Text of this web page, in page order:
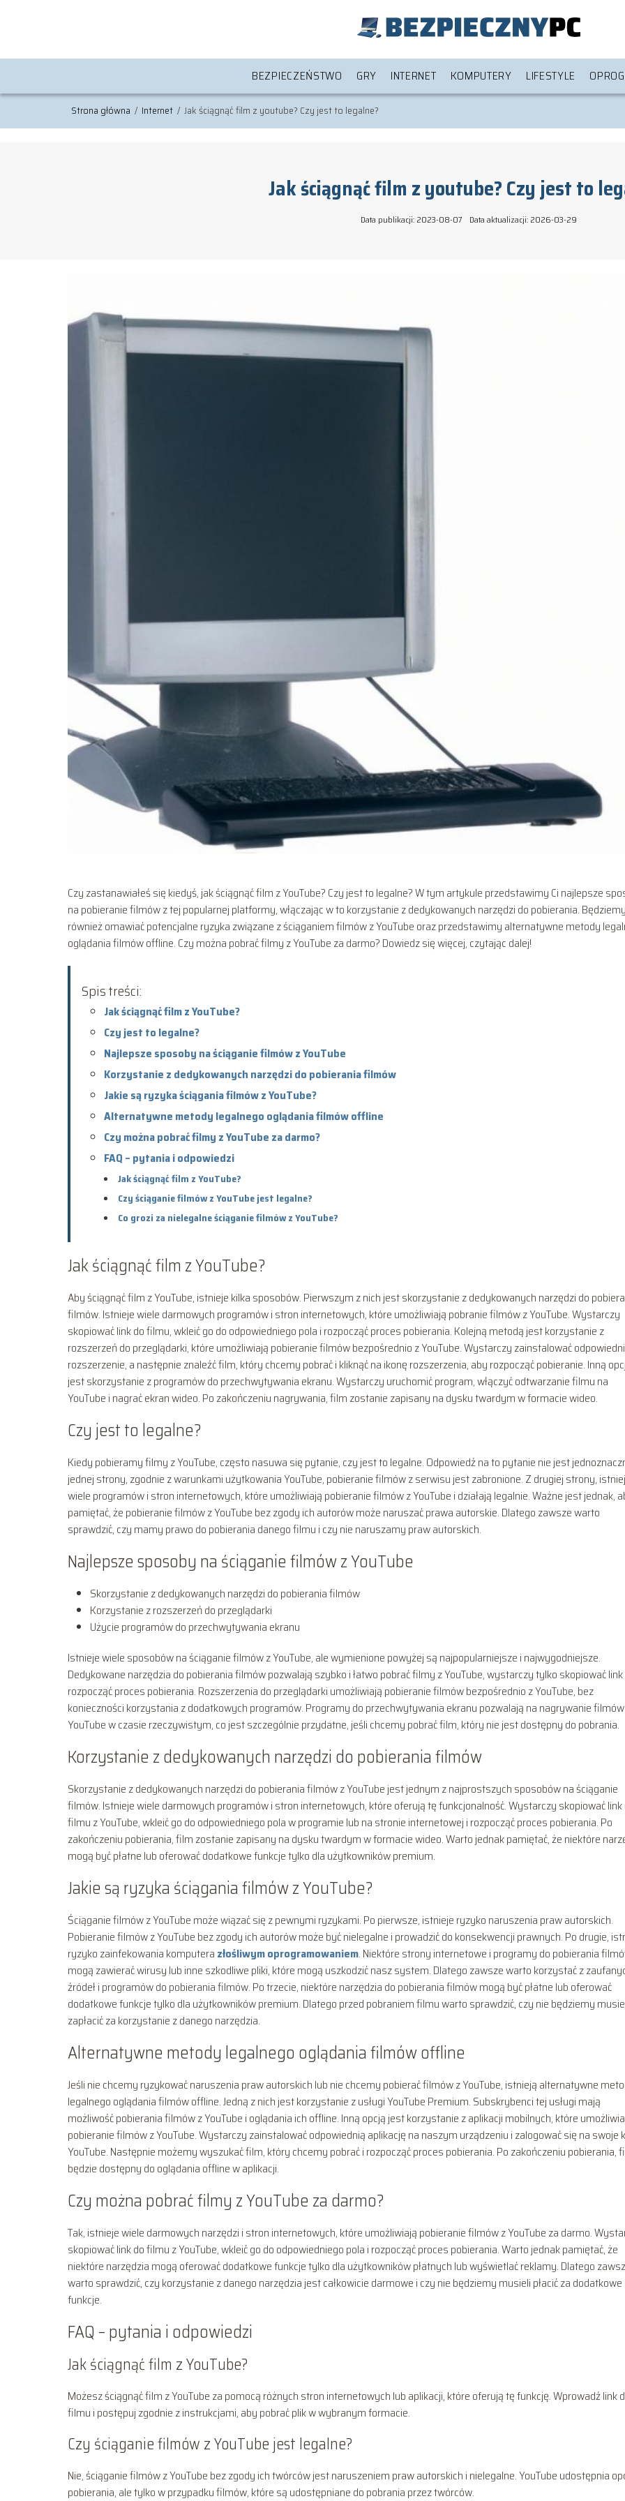
BEZPIECZEŃSTWO GRY INTERNET KOMPUTERY LIFESTYLE
Strona główna / Internet / Jak ściągnąć film z youtube? Czy jest to legalne?
Jak ściągnąć film z youtube? Czy jest to
Data publikacji: 2023-08-07 Data aktualizacji: 2026-03-29
Czy zastanawiałeś się kiedyś, jak ściągnąć film z YouTube? Czy jest to legalne? W tym artykule przedstawimy Ci najlepsze
na pobieranie filmów z tej popularnej platformy, włączając w to korzystanie z dedykowanych narzędzi do pobierania. Będziemy
również omawiać potencjalne ryzyka związane z ściąganiem filmów z YouTube oraz przedstawimy alternatywne metody
oglądania filmów offline. Czy można pobrać filmy z YouTube za darmo? Dowiedz się więcej, czytając dalej!
Spis treści:
Jak ściągnąć film z YouTube?
Czy jest to legalne?
Najlepsze sposoby na ściąganie filmów z YouTube
Korzystanie z dedykowanych narzędzi do pobierania filmów
Jakie są ryzyka ściągania filmów z YouTube?
Alternatywne metody legalnego oglądania filmów offline
Czy można pobrać filmy z YouTube za darmo?
FAQ – pytania i odpowiedzi
Jak ściągnąć film z YouTube?
Czy ściąganie filmów z YouTube jest legalne?
Co grozi za nielegalne ściąganie filmów z YouTube?
Jak ściągnąć film z YouTube?
Aby ściągnąć film z YouTube, istnieje kilka sposobów. Pierwszym z nich jest skorzystanie z dedykowanych narzędzi do
filmów. Istnieje wiele darmowych programów i stron internetowych, które umożliwiają pobranie filmów z YouTube. Wystarczy
skopiować link do filmu, wkleić go do odpowiedniego pola i rozpocząć proces pobierania. Kolejną metodą jest korzystanie z
rozszerzeń do przeglądarki, które umożliwiają pobieranie filmów bezpośrednio z YouTube. Wystarczy zainstalować
rozszerzenie, a następnie znaleźć film, który chcemy pobrać i kliknąć na ikonę rozszerzenia, aby rozpocząć pobieranie. Inną
jest skorzystanie z programów do przechwytywania ekranu. Wystarczy uruchomić program, włączyć odtwarzanie filmu na
YouTube i nagrać ekran wideo. Po zakończeniu nagrywania, film zostanie zapisany na dysku twardym w formacie wideo.
Czy jest to legalne?
Kiedy pobieramy filmy z YouTube, często nasuwa się pytanie, czy jest to legalne. Odpowiedź na to pytanie nie jest
jednej strony, zgodnie z warunkami użytkowania YouTube, pobieranie filmów z serwisu jest zabronione. Z drugiej strony,
wiele programów i stron internetowych, które umożliwiają pobieranie filmów z YouTube i działają legalnie. Ważne jest jednak,
pamiętać, że pobieranie filmów z YouTube bez zgody ich autorów może naruszać prawa autorskie. Dlatego zawsze warto
sprawdzić, czy mamy prawo do pobierania danego filmu i czy nie naruszamy praw autorskich.
Najlepsze sposoby na ściąganie filmów z YouTube
Skorzystanie z dedykowanych narzędzi do pobierania filmów
Korzystanie z rozszerzeń do przeglądarki
Użycie programów do przechwytywania ekranu
Istnieje wiele sposobów na ściąganie filmów z YouTube, ale wymienione powyżej są najpopularniejsze i najwygodniejsze.
Dedykowane narzędzia do pobierania filmów pozwalają szybko i łatwo pobrać filmy z YouTube, wystarczy tylko skopiować link
rozpocząć proces pobierania. Rozszerzenia do przeglądarki umożliwiają pobieranie filmów bezpośrednio z YouTube, bez
konieczności korzystania z dodatkowych programów. Programy do przechwytywania ekranu pozwalają na nagrywanie
YouTube w czasie rzeczywistym, co jest szczególnie przydatne, jeśli chcemy pobrać film, który nie jest dostępny do pobrania.
Korzystanie z dedykowanych narzędzi do pobierania filmów
Skorzystanie z dedykowanych narzędzi do pobierania filmów z YouTube jest jednym z najprostszych sposobów na ściąganie
filmów. Istnieje wiele darmowych programów i stron internetowych, które oferują tę funkcjonalność. Wystarczy skopiować link
filmu z YouTube, wkleić go do odpowiedniego pola w programie lub na stronie internetowej i rozpocząć proces pobierania. Po
zakończeniu pobierania, film zostanie zapisany na dysku twardym w formacie wideo. Warto jednak pamiętać, że niektóre
mogą być płatne lub oferować dodatkowe funkcje tylko dla użytkowników premium.
Jakie są ryzyka ściągania filmów z YouTube?
Ściąganie filmów z YouTube może wiązać się z pewnymi ryzykami. Po pierwsze, istnieje ryzyko naruszenia praw autorskich.
Pobieranie filmów z YouTube bez zgody ich autorów może być nielegalne i prowadzić do konsekwencji prawnych. Po drugie,
ryzyko zainfekowania komputera złośliwym oprogramowaniem. Niektóre strony internetowe i programy do pobierania
mogą zawierać wirusy lub inne szkodliwe pliki, które mogą uszkodzić nasz system. Dlatego zawsze warto korzystać z
źródeł i programów do pobierania filmów. Po trzecie, niektóre narzędzia do pobierania filmów mogą być płatne lub oferować
dodatkowe funkcje tylko dla użytkowników premium. Dlatego przed pobraniem filmu warto sprawdzić, czy nie będziemy
zapłacić za korzystanie z danego narzędzia.
Alternatywne metody legalnego oglądania filmów offline
Jeśli nie chcemy ryzykować naruszenia praw autorskich lub nie chcemy pobierać filmów z YouTube, istnieją alternatywne
legalnego oglądania filmów offline. Jedną z nich jest korzystanie z usługi YouTube Premium. Subskrybenci tej usługi mają
możliwość pobierania filmów z YouTube i oglądania ich offline. Inną opcją jest korzystanie z aplikacji mobilnych, które
pobieranie filmów z YouTube. Wystarczy zainstalować odpowiednią aplikację na naszym urządzeniu i zalogować się na swoje
YouTube. Następnie możemy wyszukać film, który chcemy pobrać i rozpocząć proces pobierania. Po zakończeniu pobierania,
będzie dostępny do oglądania offline w aplikacji.
Czy można pobrać filmy z YouTube za darmo?
Tak, istnieje wiele darmowych narzędzi i stron internetowych, które umożliwiają pobieranie filmów z YouTube za darmo.
skopiować link do filmu z YouTube, wkleić go do odpowiedniego pola i rozpocząć proces pobierania. Warto jednak pamiętać, że
niektóre narzędzia mogą oferować dodatkowe funkcje tylko dla użytkowników płatnych lub wyświetlać reklamy. Dlatego
warto sprawdzić, czy korzystanie z danego narzędzia jest całkowicie darmowe i czy nie będziemy musieli płacić za dodatkowe
funkcje.
FAQ – pytania i odpowiedzi
Jak ściągnąć film z YouTube?
Możesz ściągnąć film z YouTube za pomocą różnych stron internetowych lub aplikacji, które oferują tę funkcję. Wprowadź link
filmu i postępuj zgodnie z instrukcjami, aby pobrać plik w wybranym formacie.
Czy ściąganie filmów z YouTube jest legalne?
Nie, ściąganie filmów z YouTube bez zgody ich twórców jest naruszeniem praw autorskich i nielegalne. YouTube udostępnia
pobierania, ale tylko w przypadku filmów, które są udostępniane do pobrania przez twórców.